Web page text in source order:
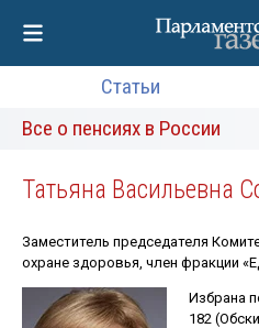
Статьи
Все о пенсиях в России
Татьяна Васильевна
Заместитель председателя
охране здоровья, член фракции
Избрана
182